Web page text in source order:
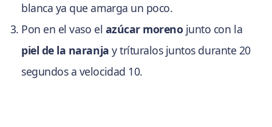
blanca ya que amarga un poco.
Pon en el vaso el azúcar moreno junto con la
piel de la naranja y tríturalos juntos durante 20
segundos a velocidad 10.